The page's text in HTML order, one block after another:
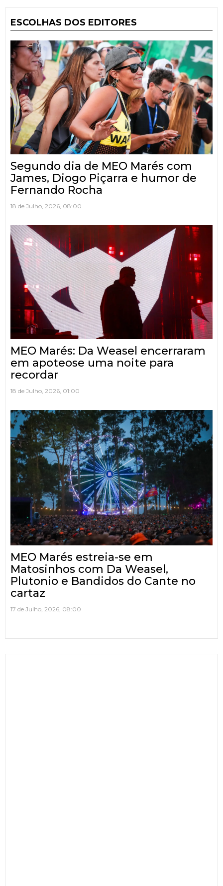
ESCOLHAS DOS EDITORES
Segundo dia de MEO Marés com
James, Diogo Piçarra e humor de
Fernando Rocha
18 de Julho, 2026, 08:00
MEO Marés: Da Weasel encerraram
em apoteose uma noite para
recordar
18 de Julho, 2026, 01:00
MEO Marés estreia-se em
Matosinhos com Da Weasel,
Plutonio e Bandidos do Cante no
cartaz
17 de Julho, 2026, 08:00